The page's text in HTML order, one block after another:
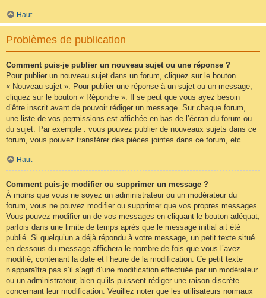
Haut
Problèmes de publication
Comment puis-je publier un nouveau sujet ou une réponse ?
Pour publier un nouveau sujet dans un forum, cliquez sur le bouton
« Nouveau sujet ». Pour publier une réponse à un sujet ou un message,
cliquez sur le bouton « Répondre ». Il se peut que vous ayez besoin
d’être inscrit avant de pouvoir rédiger un message. Sur chaque forum,
une liste de vos permissions est affichée en bas de l’écran du forum ou
du sujet. Par exemple : vous pouvez publier de nouveaux sujets dans ce
forum, vous pouvez transférer des pièces jointes dans ce forum, etc.
Haut
Comment puis-je modifier ou supprimer un message ?
À moins que vous ne soyez un administrateur ou un modérateur du
forum, vous ne pouvez modifier ou supprimer que vos propres messages.
Vous pouvez modifier un de vos messages en cliquant le bouton adéquat,
parfois dans une limite de temps après que le message initial ait été
publié. Si quelqu’un a déjà répondu à votre message, un petit texte situé
en dessous du message affichera le nombre de fois que vous l’avez
modifié, contenant la date et l’heure de la modification. Ce petit texte
n’apparaîtra pas s’il s’agit d’une modification effectuée par un modérateur
ou un administrateur, bien qu’ils puissent rédiger une raison discrète
concernant leur modification. Veuillez noter que les utilisateurs normaux